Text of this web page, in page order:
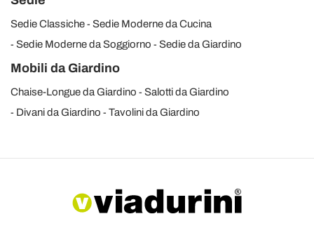
Sedie Classiche
Sedie Moderne da Cucina
Sedie Moderne da Soggiorno
Sedie da Giardino
Mobili da Giardino
Chaise-Longue da Giardino
Salotti da Giardino
Divani da Giardino
Tavolini da Giardino